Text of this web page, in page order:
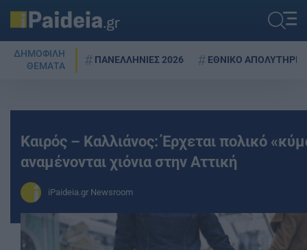
ΔΗΜΟΦΙΛΗ
ΘΕΜΑΤΑ
ΠΑΝΕΛΛΗΝΙΕΣ 2026 ΕΘΝΙΚΟ ΑΠΟΛΥΤΗΡΙΟ
Καιρός – Καλλιάνος: Έρχεται πολικό
αναμένονται χιόνια στην Αττική
iPaideia.gr Newsroom